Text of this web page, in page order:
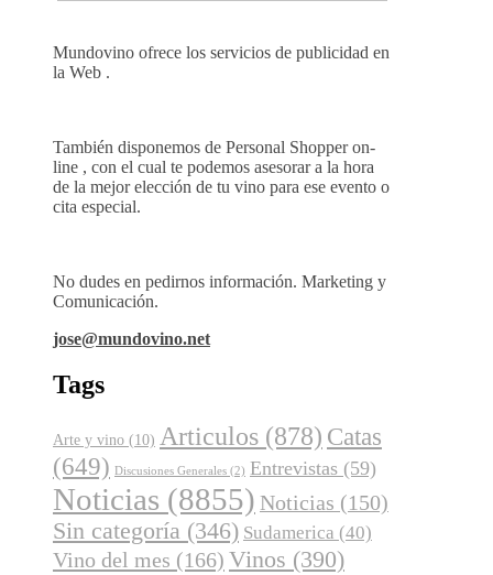
Mundovino ofrece los servicios de publicidad en
la Web .
También disponemos de Personal Shopper on-
line , con el cual te podemos asesorar a la hora
de la mejor elección de tu vino para ese evento o
cita especial.
No dudes en pedirnos información. Marketing y
Comunicación.
jose@mundovino.net
Tags
Arte y vino (10) Articulos (878) Catas
(649) Discusiones Generales (2) Entrevistas (59)
Noticias (8855) Noticias (150)
Sin categoría (346) Sudamerica (40)
Vino del mes (166) Vinos (390)